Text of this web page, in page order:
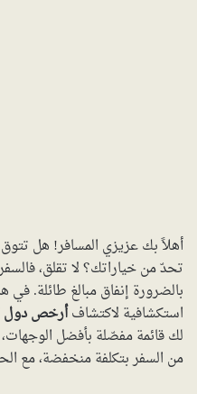
أهلاً بك عزيزي المسافر! هل تتوق
تحدّ من خياراتك؟ لا تقلق،
بالضرورة إنفاق مبالغ طائلة.
استكشافية لاكتشافأرخص دول
لك قائمة مفصّلة بأفضل
من السفر بتكلفة منخفضة، مع